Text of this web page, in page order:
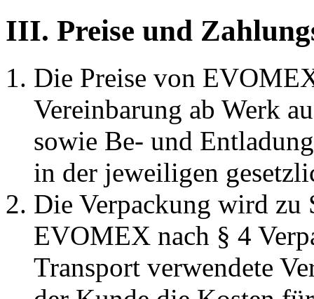
III. Preise und
Die Preise von
Vereinbarung ab Werk
sowie Be- und
in der jeweiligen
Die Verpackung wird zu
EVOMEX nach § 4
Transport verwendete